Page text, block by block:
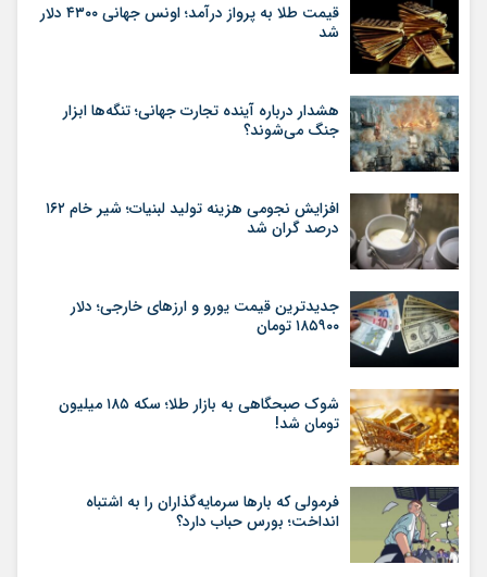
قیمت طلا به پرواز درآمد؛ اونس جهانی ۴۳۰۰ دلار
شد
هشدار درباره آینده تجارت جهانی؛ تنگه‌ها ابزار
جنگ می‌شوند؟
افزایش نجومی هزینه تولید لبنیات؛ شیر خام ۱۶۲
درصد گران شد
جدیدترین قیمت یورو و ارزهای خارجی؛ دلار
۱۸۵۹۰۰ تومان
شوک صبحگاهی به بازار طلا؛ سکه ۱۸۵ میلیون
تومان شد!
فرمولی که بارها سرمایه‌گذاران را به اشتباه
انداخت؛ بورس حباب دارد؟